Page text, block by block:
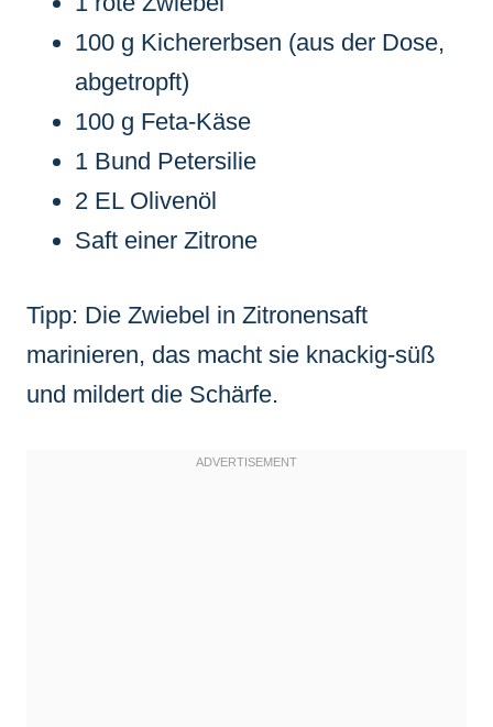
100 g Kichererbsen (aus der Dose,
abgetropft)
100 g Feta-Käse
1 Bund Petersilie
2 EL Olivenöl
Saft einer Zitrone
Tipp: Die Zwiebel in Zitronensaft
marinieren, das macht sie knackig-süß
und mildert die Schärfe.